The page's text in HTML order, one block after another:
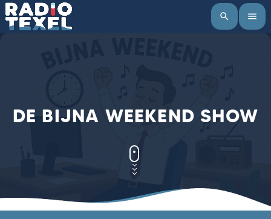
search menu
DE BIJNA WEEKEND SHOW